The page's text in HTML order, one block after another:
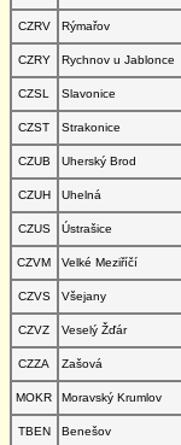
CZRV
Rýmařov
CZRY
Rychnov u Jablonce
CZSL
Slavonice
CZST
Strakonice
CZUB
Uherský Brod
CZUH
Uhelná
CZUS
Ústrašice
CZVM
Velké Meziříčí
CZVS
Všejany
CZVZ
Veselý Žďár
CZZA
Zašová
MOKR
Moravský Krumlov
TBEN
Benešov